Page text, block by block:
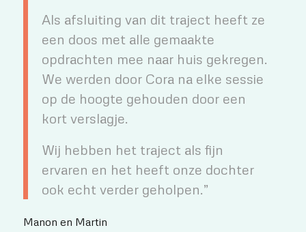
Als afsluiting van dit traject heeft ze
een doos met alle gemaakte
opdrachten mee naar huis gekregen.
We werden door Cora na elke sessie
op de hoogte gehouden door een
kort verslagje.
Wij hebben het traject als fijn
ervaren en het heeft onze dochter
ook echt verder geholpen.”
Manon en Martin